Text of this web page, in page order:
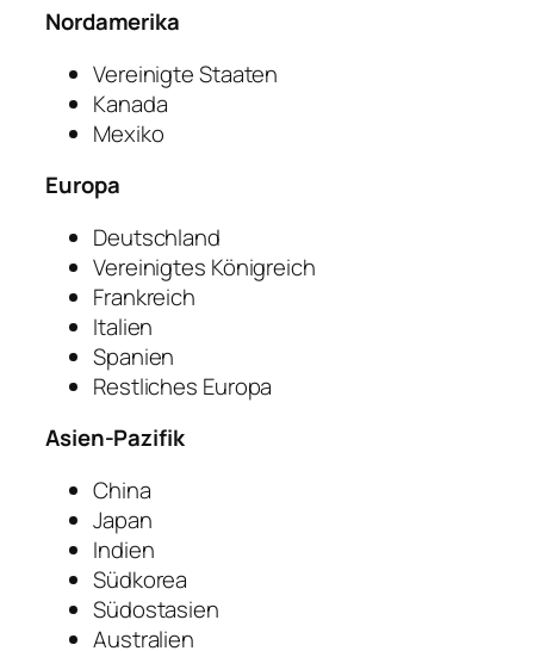
Nordamerika
Vereinigte Staaten
Kanada
Mexiko
Europa
Deutschland
Vereinigtes Königreich
Frankreich
Italien
Spanien
Restliches Europa
Asien-Pazifik
China
Japan
Indien
Südkorea
Südostasien
Australien